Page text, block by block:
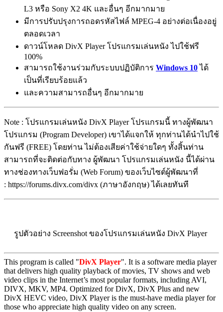
L3 หรือ Sony X2 4K และอื่นๆ อีกมากมาย
มีการปรับปรุงการถอดรหัสไฟล์ MPEG-4 อย่างต่อเนื่องอยู่
ตลอดเวลา
ดาวน์โหลด DivX Player โปรแกรมเล่นหนัง ไปใช้ฟรี
100%
สามารถใช้งานร่วมกับระบบปฏิบัติการ Windows 10ได้
เป็นที่เรียบร้อยแล้ว
และความสามารถอื่นๆ อีกมากมาย
Note : โปรแกรมเล่นหนัง DivX Player โปรแกรมนี้ ทางผู้พัฒนา
โปรแกรม (Program Developer) เขาได้แจกให้ ทุกท่านได้นำไปใช้
กันฟรี (FREE) โดยท่าน ไม่ต้องเสียค่าใช้จ่ายใดๆ ทั้งสิ้นท่าน
สามารถที่จะติดต่อกับทาง ผู้พัฒนา โปรแกรมเล่นหนัง นี้ได้ผ่าน
ทางช่องทางเว็บฟอรั่ม (Web Forum) ของเว็บไซต์ผู้พัฒนาที่
: https://forums.divx.com/divx (ภาษาอังกฤษ) ได้เลยทันที
รูปตัวอย่าง Screenshot ของโปรแกรมเล่นหนัง DivX Player
This program is called "DivX Player". It is a software media player
that delivers high quality playback of movies, TV shows and web
video clips in the Internet’s most popular formats, including AVI,
DIVX, MKV, MP4. Optimized for DivX, DivX Plus and new
DivX HEVC video, DivX Player is the must-have media player for
those who appreciate high quality video on any screen.